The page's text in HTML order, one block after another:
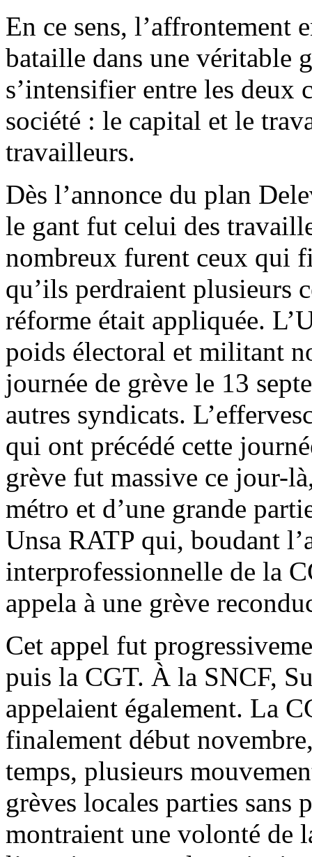
En ce sens, l’affrontement
bataille dans une véritable
s’intensifier entre les deux
société : le capital et le
travailleurs.
Dès l’annonce du plan
le gant fut celui des
nombreux furent ceux qui
qu’ils perdraient plusieurs
réforme était appliquée.
poids électoral et militant
journée de grève le 13
autres syndicats.
qui ont précédé cette
grève fut massive ce jour-
métro et d’une grande
Unsa RATP qui, boudant
interprofessionnelle de la
appela à une grève
Cet appel fut
puis la CGT. À la SNCF,
appelaient également. La
finalement début
temps, plusieurs
grèves locales parties sans
montraient une volonté de